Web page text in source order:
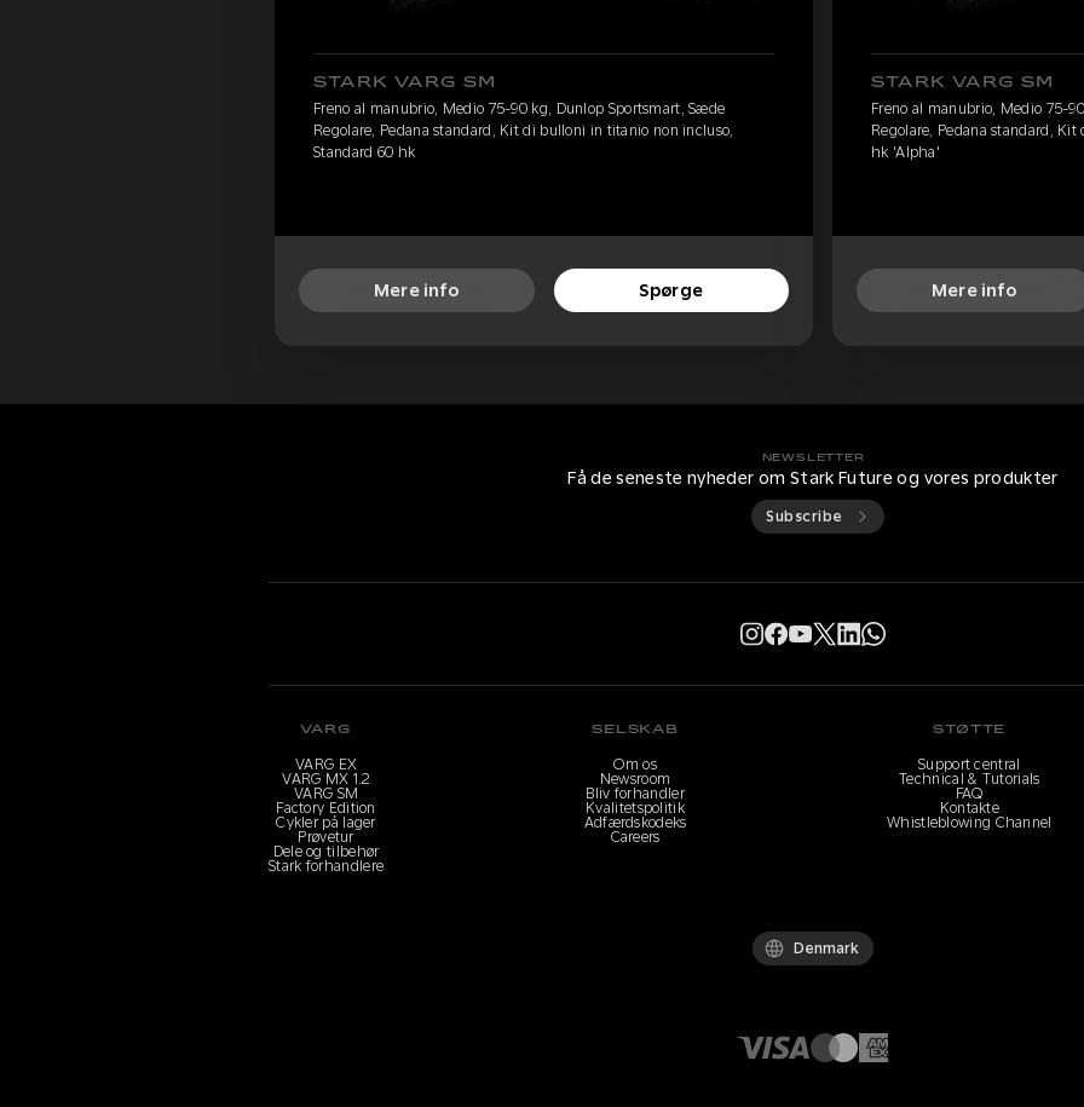
STARK VARG SM
Freno al manubrio, Medio 75-90 kg, Dunlop Sportsmart, Sæde
Regolare, Pedana standard, Kit di bulloni in titanio non incluso,
Standard 60 hk
Mere info Spørge
STARK VARG SM
Freno al manubrio, Medio 75-
Regolare, Pedana standard,
hk 'Alpha'
Mere info
NEWSLETTER
Få de seneste nyheder om Stark Future og vores produkter
Subscribe
VARG
VARG EX
VARG MX 1.2
VARG SM
Factory Edition
Cykler på lager
Prøvetur
Dele og tilbehør
Stark forhandlere
SELSKAB
Om os
Newsroom
Bliv forhandler
Kvalitetspolitik
Adfærdskodeks
Careers
STØTTE
Support central
Technical & Tutorials
FAQ
Kontakte
Whistleblowing Channel
Denmark